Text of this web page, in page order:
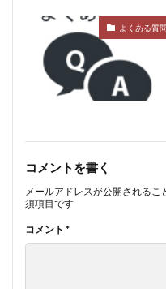
よくある質
コメントを書く
メールアドレスが公開されるこ
須項目です
コメント *